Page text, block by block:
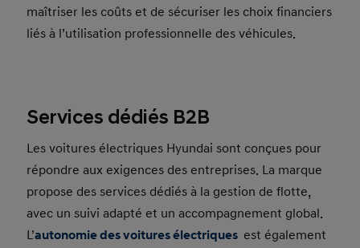
maîtriser les coûts et de sécuriser les choix financiers
liés à l’utilisation professionnelle des véhicules.
Services dédiés B2B
Lesvoitures électriques Hyundai sont conçues pour
répondre aux exigences des entreprises. La marque
propose des services dédiés à la gestion de flotte,
avec un suivi adapté et un accompagnement global.
L’autonomie des voitures électriques est également